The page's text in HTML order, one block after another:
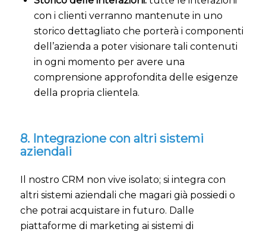
con i clienti verranno mantenute in uno
storico dettagliato che porterà i componenti
dell’azienda a poter visionare tali contenuti
in ogni momento per avere una
comprensione approfondita delle esigenze
della propria clientela.
8. Integrazione con altri sistemi
aziendali
Il nostro CRM non vive isolato; si integra con
altri sistemi aziendali che magari già possiedi o
che potrai acquistare in futuro. Dalle
piattaforme di marketing ai sistemi di